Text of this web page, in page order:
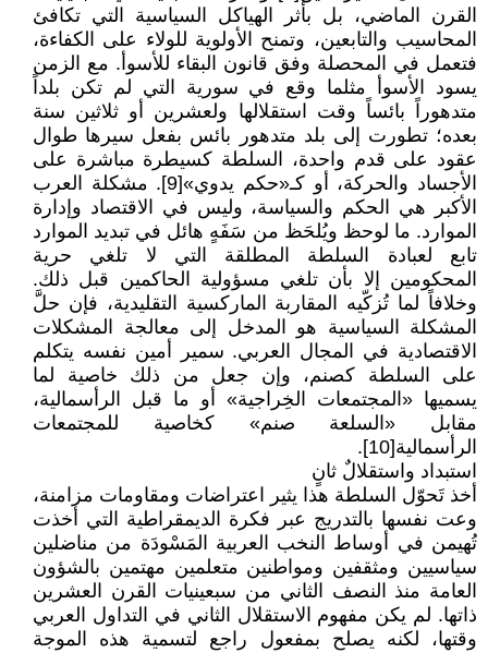
القرن الماضي، بل بأثر الهياكل السياسية التي تكافئ
المحاسيب والتابعين، وتمنح الأولوية للولاء على الكفاءة،
فتعمل في المحصلة وفق قانون البقاء للأسوأ. مع الزمن
يسود الأسوأ مثلما وقع في سورية التي لم تكن بلداً
متدهوراً بائساً وقت استقلالها ولعشرين أو ثلاثين سنة
بعده؛ تطورت إلى بلد متدهور بائس بفعل سيرها طوال
عقود على قدم واحدة، السلطة كسيطرة مباشرة على
الأجساد والحركة، أو كـ«حكم يدوي»[9]. مشكلة العرب
الأكبر هي الحكم والسياسة، وليس في الاقتصاد وإدارة
الموارد. ما لوحظ ويُلحَظ من سَفَهٍ هائل في تبديد الموارد
تابع لعبادة السلطة المطلقة التي لا تلغي حرية
المحكومين إلا بأن تلغي مسؤولية الحاكمين قبل ذلك.
وخلافاً لما تُزكّيه المقاربة الماركسية التقليدية، فإن حلَّ
المشكلة السياسية هو المدخل إلى معالجة المشكلات
الاقتصادية في المجال العربي. سمير أمين نفسه يتكلم
على السلطة كصنم، وإن جعل من ذلك خاصية لما
يسميها «المجتمعات الخِراجية» أو ما قبل الرأسمالية،
مقابل «السلعة صنم» كخاصية للمجتمعات
الرأسمالية[10].
استبداد واستقلالٌ ثانٍ
أخذ تَحوّل السلطة هذا يثير اعتراضات ومقاومات مزامنة،
وعت نفسها بالتدريج عبر فكرة الديمقراطية التي أخذت
تُهيمن في أوساط النخب العربية المَسْودَة من مناضلين
سياسيين ومثقفين ومواطنين متعلمين مهتمين بالشؤون
العامة منذ النصف الثاني من سبعينيات القرن العشرين
ذاتها. لم يكن مفهوم الاستقلال الثاني في التداول العربي
وقتها، لكنه يصلح بمفعول راجع لتسمية هذه الموجة